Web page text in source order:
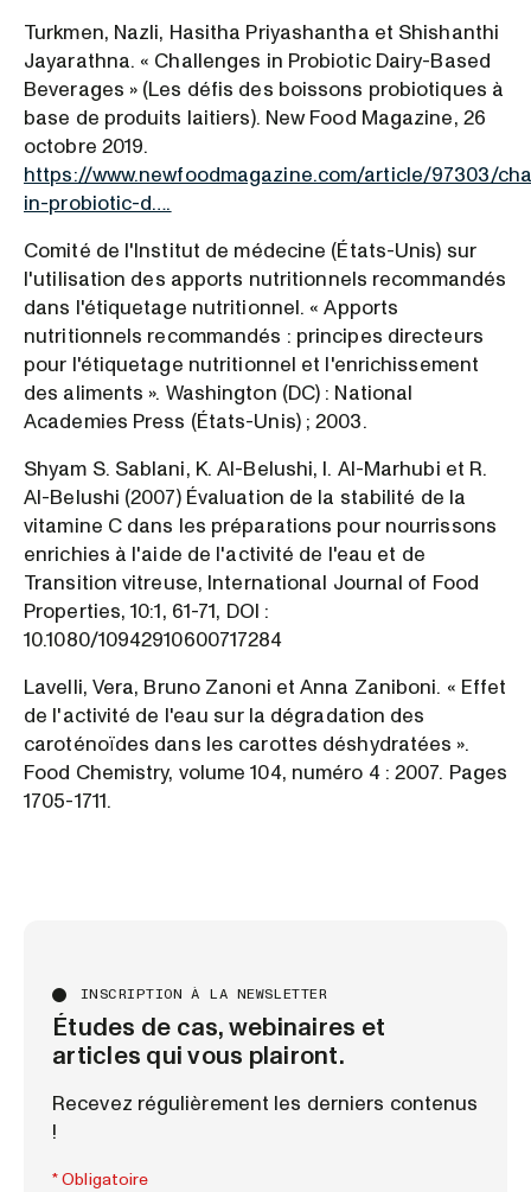
Turkmen, Nazli, Hasitha Priyashantha et Shishanthi
Jayarathna. « Challenges in Probiotic Dairy-Based
Beverages » (Les défis des boissons probiotiques à
base de produits laitiers). New Food Magazine, 26
octobre 2019.
https://www.newfoodmagazine.com/article/97303/
in-probiotic-d….
Comité de l'Institut de médecine (États-Unis) sur
l'utilisation des apports nutritionnels recommandés
dans l'étiquetage nutritionnel. « Apports
nutritionnels recommandés : principes directeurs
pour l'étiquetage nutritionnel et l'enrichissement
des aliments ». Washington (DC) : National
Academies Press (États-Unis) ; 2003.
Shyam S. Sablani, K. Al-Belushi, I. Al-Marhubi et R.
Al-Belushi (2007) Évaluation de la stabilité de la
vitamine C dans les préparations pour nourrissons
enrichies à l'aide de l'activité de l'eau et de
Transition vitreuse, International Journal of Food
Properties, 10:1, 61-71, DOI :
10.1080/10942910600717284
Lavelli, Vera, Bruno Zanoni et Anna Zaniboni. « Effet
de l'activité de l'eau sur la dégradation des
caroténoïdes dans les carottes déshydratées ».
Food Chemistry, volume 104, numéro 4 : 2007. Pages
1705-1711.
INSCRIPTION À LA NEWSLETTER
Études de cas, webinaires et
articles qui vous plairont.
Recevez régulièrement les derniers contenus
!
* Obligatoire